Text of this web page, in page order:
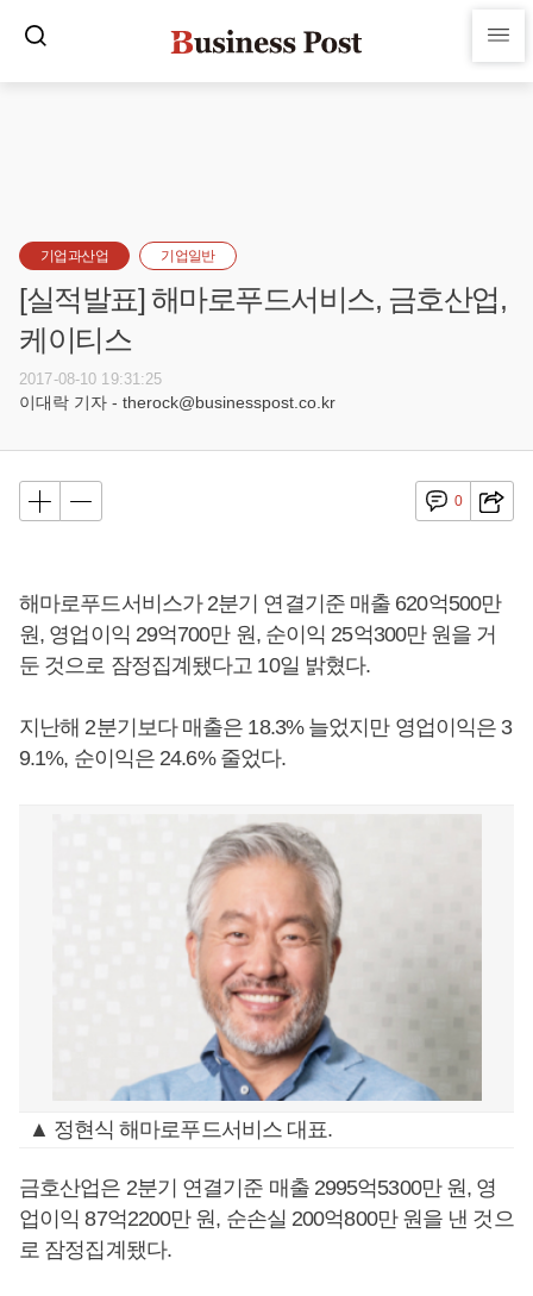
기업과산업 기업일반
[실적발표] 해마로푸드서비스, 금호산업,
케이티스
2017-08-10 19:31:25
이대락 기자 - therock@businesspost.co.kr
0
해마로푸드서비스가 2분기 연결기준 매출 620억500만
원, 영업이익 29억700만 원, 순이익 25억300만 원을 거
둔 것으로 잠정집계됐다고 10일 밝혔다.
지난해 2분기보다 매출은 18.3% 늘었지만 영업이익은 3
9.1%, 순이익은 24.6% 줄었다.
▲ 정현식 해마로푸드서비스 대표.
금호산업은 2분기 연결기준 매출 2995억5300만 원, 영
업이익 87억2200만 원, 순손실 200억800만 원을 낸 것으
로 잠정집계됐다.